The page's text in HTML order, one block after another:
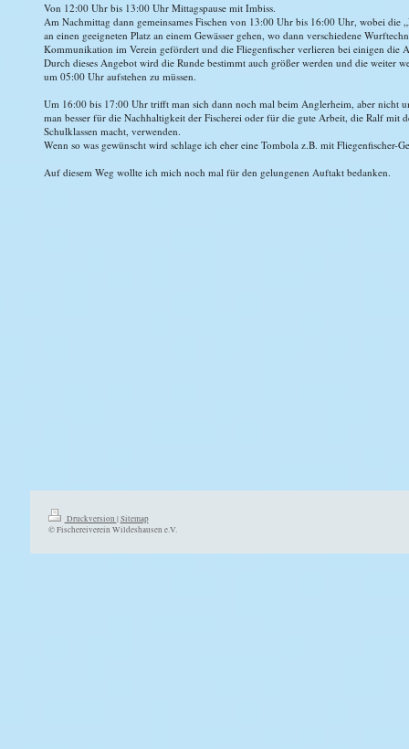
Von 12:00 Uhr bis 13:00 Uhr Mittagspause mit Imbiss.
Am Nachmittag dann gemeinsames Fischen von 13:00 Uhr bis 16:00 Uhr, wobei die
an einen geeigneten Platz an einem Gewässer gehen, wo dann verschiedene
Kommunikation im Verein gefördert und die Fliegenfischer verlieren bei einigen die
Durch dieses Angebot wird die Runde bestimmt auch größer werden und die weiter
um 05:00 Uhr aufstehen zu müssen.
Um 16:00 bis 17:00 Uhr trifft man sich dann noch mal beim Anglerheim, aber nicht
man besser für die Nachhaltigkeit der Fischerei oder für die gute Arbeit, die Ralf mit
Schulklassen macht, verwenden.
Wenn so was gewünscht wird schlage ich eher eine Tombola z.B. mit Fliegenfischer-
Auf diesem Weg wollte ich mich noch mal für den gelungenen Auftakt bedanken.
Druckversion |Sitemap
© Fischereiverein Wildeshausen e.V.